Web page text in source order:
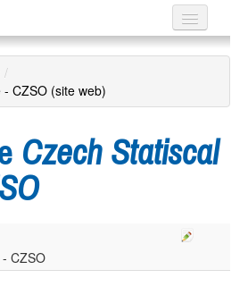
/
CZSO (site web)
Czech Statiscal
CZSO